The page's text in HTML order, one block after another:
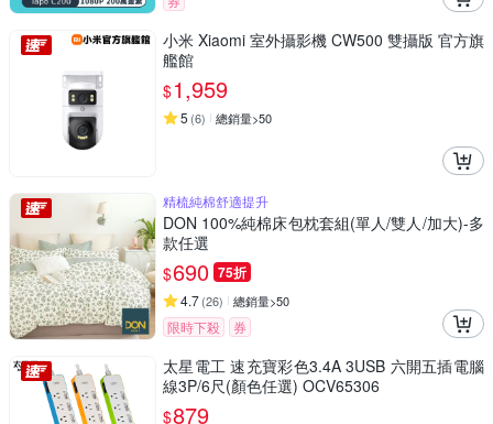
小米 Xiaomi 室外攝影機 CW500 雙攝版 官方旗
艦館
$1,959
5 (6) 總銷量>50
精梳純棉舒適提升
DON 100%純棉床包枕套組(單人/雙人/加大)-多
款任選
$690 75折
4.7(26) 總銷量>50
限時下殺 券
太星電工 速充寶彩色3.4A 3USB 六開五插電腦
線3P/6尺(顏色任選) OCV65306
$879